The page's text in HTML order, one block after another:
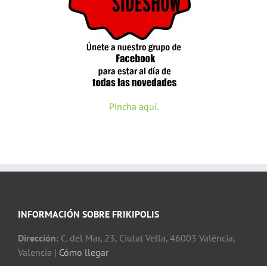
Pincha aquí.
INFORMACIÓN SOBRE FRIKIPOLIS
Dirección: C. del Mar, 23, Ciutat Vella, 46003 València,
Valencia | Cómo llegar